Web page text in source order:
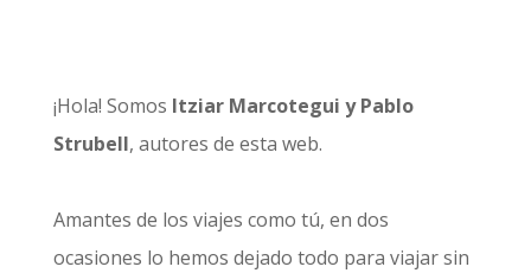
¡Hola! Somos Itziar Marcotegui y Pablo
Strubell, autores de esta web.
Amantes de los viajes como tú, en dos
ocasiones lo hemos dejado todo para viajar sin